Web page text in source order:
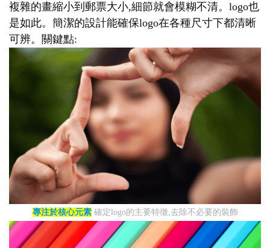
複雜的畫縮小到郵票大小,細節就會模糊不清。logo也
是如此。簡潔的設計能確保logo在各種尺寸下都清晰
可辨。關鍵點:
專注於核心元素確定logo的主要特徵,去除不必要的裝飾